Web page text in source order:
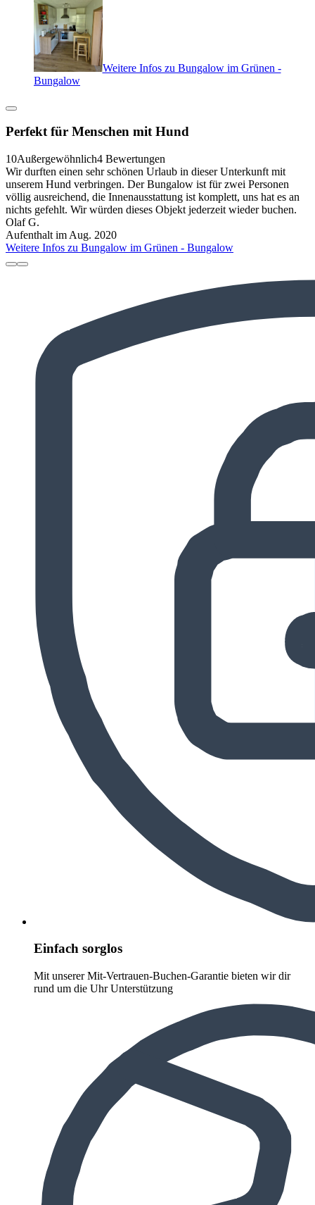
Weitere Infos zu Bungalow im Grünen -
Bungalow
Perfekt für Menschen mit Hund
10Außergewöhnlich4 Bewertungen
Wir durften einen sehr schönen Urlaub in dieser Unterkunft mit
unserem Hund verbringen. Der Bungalow ist für zwei Personen
völlig ausreichend, die Innenausstattung ist komplett, uns hat es an
nichts gefehlt. Wir würden dieses Objekt jederzeit wieder buchen.
Olaf G.
Aufenthalt im Aug. 2020
Weitere Infos zu Bungalow im Grünen - Bungalow
Einfach sorglos
Mit unserer Mit-Vertrauen-Buchen-Garantie bieten wir dir
rund um die Uhr Unterstützung